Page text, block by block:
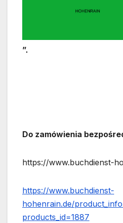
”.
Do zamówienia
https://www.buchdienst-
https://www.buchdienst-
hohenrain.de/
products_id=1887